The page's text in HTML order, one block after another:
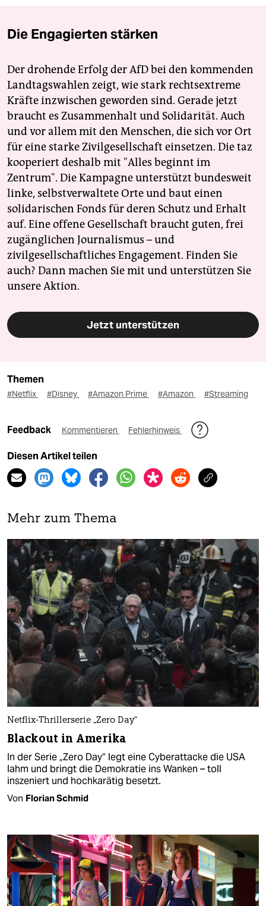
Die Engagierten stärken
Der drohende Erfolg der AfD bei den kommenden
Landtagswahlen zeigt, wie stark rechtsextreme
Kräfte inzwischen geworden sind. Gerade jetzt
braucht es Zusammenhalt und Solidarität. Auch
und vor allem mit den Menschen, die sich vor Ort
für eine starke Zivilgesellschaft einsetzen. Die taz
kooperiert deshalb mit "Alles beginnt im
Zentrum". Die Kampagne unterstützt bundesweit
linke, selbstverwaltete Orte und baut einen
solidarischen Fonds für deren Schutz und Erhalt
auf. Eine offene Gesellschaft braucht guten, frei
zugänglichen Journalismus – und
zivilgesellschaftliches Engagement. Finden Sie
auch? Dann machen Sie mit und unterstützen Sie
unsere Aktion.
Jetzt unterstützen
Themen
#Netflix #Disney #Amazon Prime #Amazon #Streaming
Feedback Kommentieren Fehlerhinweis
Diesen Artikel teilen
Mehr zum Thema
Netflix-Thrillerserie „Zero Day“
Blackout in Amerika
In der Serie „Zero Day“ legt eine Cyberattacke die USA
lahm und bringt die Demokratie ins Wanken – toll
inszeniert und hochkarätig besetzt.
Von Florian Schmid